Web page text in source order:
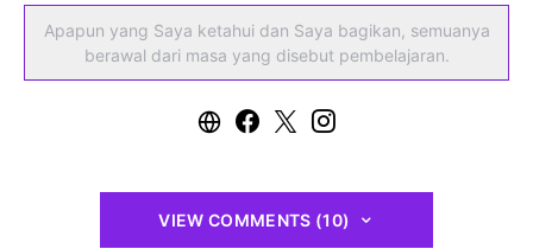
Apapun yang Saya ketahui dan Saya bagikan, semuanya
berawal dari masa yang disebut pembelajaran.
VIEW COMMENTS (10)